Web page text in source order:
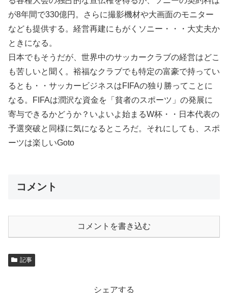
が8年間で330億円。さらに撮影機材や大画面のモニター
なども提供する。経営再建にもがくソニー・・・大丈夫か
ときになる。
日本でもそうだが、世界中のサッカークラブの経営はどこ
も苦しいと聞く。裕福なクラブでも特定の富豪で持ってい
るとも・・サッカービジネスはFIFAの独り勝ってことに
なる。FIFAは潤沢な資金を「貧者のスポーツ」の発展に
寄与できるかどうか？いよいよ始まるW杯・・日本代表の
予選突破と同様に気になるところだ。それにしても、スポ
ーツは楽しいGoto
コメント
コメントを書き込む
記事
シェアする